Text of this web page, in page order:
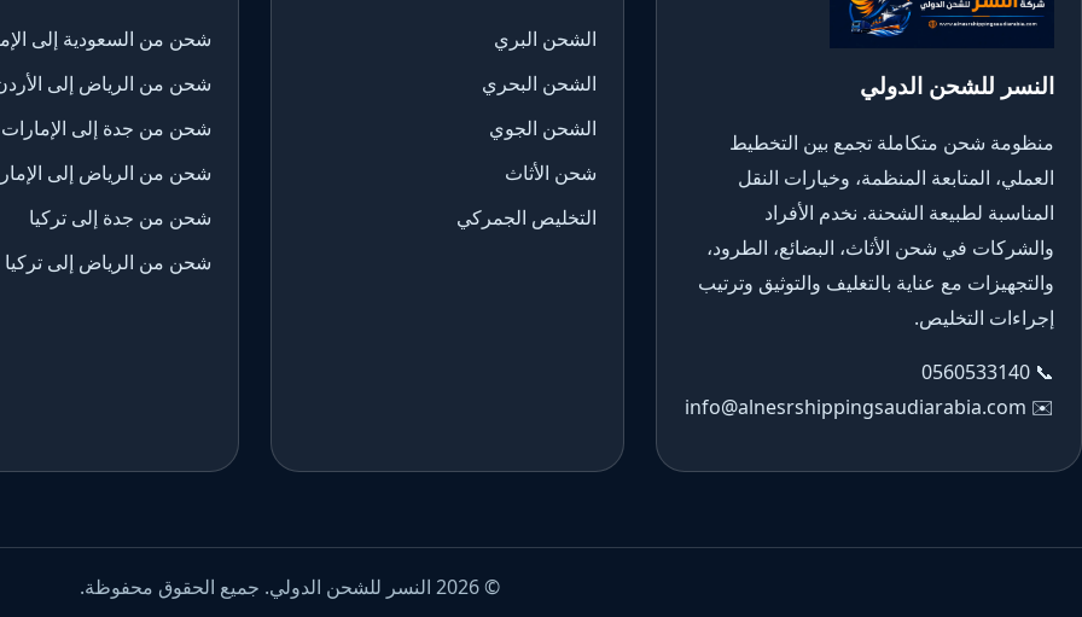
النسر للشحن الدولي
منظومة شحن متكاملة تجمع بين التخطيط
العملي، المتابعة المنظمة، وخيارات النقل
المناسبة لطبيعة الشحنة. نخدم الأفراد
والشركات في شحن الأثاث، البضائع، الطرود،
والتجهيزات مع عناية بالتغليف والتوثيق وترتيب
إجراءات التخليص.
📞
0560533140
✉️
info@alnesrshippingsaudiarabia.com
الشحن البري
الشحن البحري
الشحن الجوي
شحن الأثاث
التخليص الجمركي
شحن من السعودية إلى
شحن من الرياض إلى
شحن من جدة إلى الإمارات
شحن من الرياض إلى
شحن من جدة إلى تركيا
شحن من الرياض إلى تركيا
© 2026 النسر للشحن الدولي. جميع الحقوق محفوظة.